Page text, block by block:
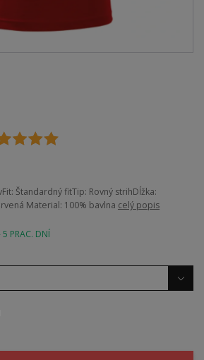
Štandardný fitTip: Rovný strihDĺžka:
Material: 100% bavlna celý popis
PRAC. DNÍ